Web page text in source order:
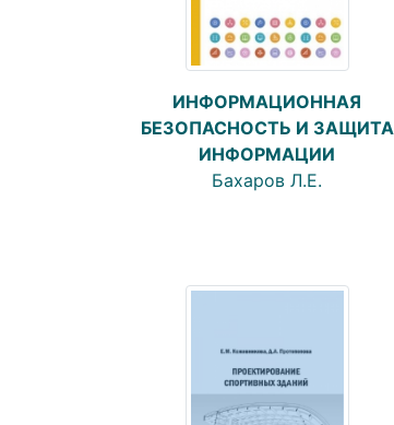
ИНФОРМАЦИОННАЯ
БЕЗОПАСНОСТЬ И ЗАЩИТА
ИНФОРМАЦИИ
Бахаров Л.Е.